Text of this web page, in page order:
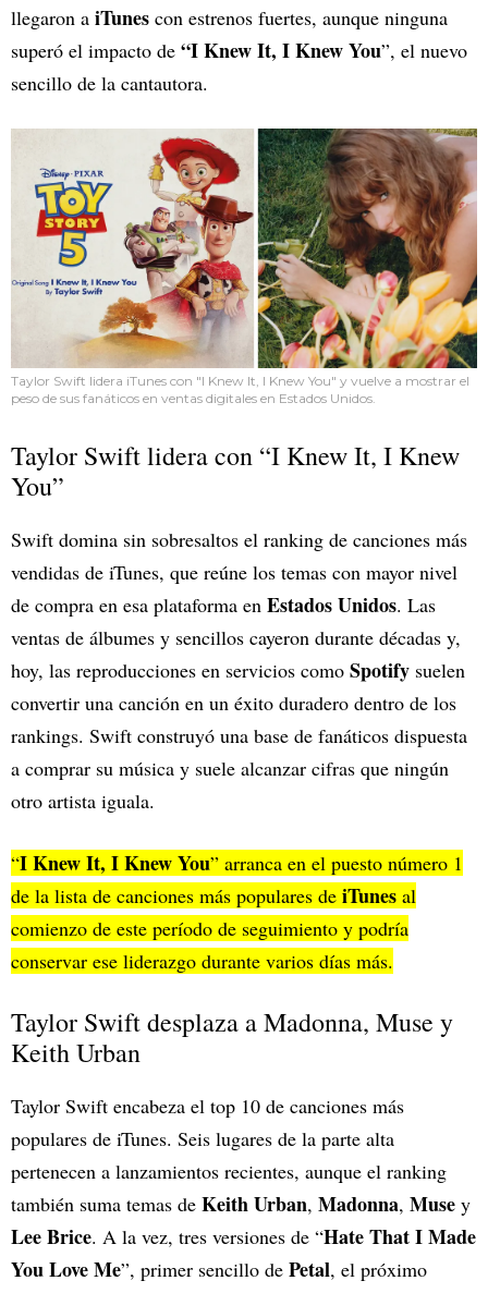
llegaron a iTunes con estrenos fuertes, aunque ninguna
superó el impacto de “I Knew It, I Knew You”, el nuevo
sencillo de la cantautora.
Taylor Swift lidera iTunes con "I Knew It, I Knew You" y vuelve a mostrar el
peso de sus fanáticos en ventas digitales en Estados Unidos.
Taylor Swift lidera con “I Knew It, I Knew
You”
Swift domina sin sobresaltos el ranking de canciones más
vendidas de iTunes, que reúne los temas con mayor nivel
de compra en esa plataforma en Estados Unidos. Las
ventas de álbumes y sencillos cayeron durante décadas y,
hoy, las reproducciones en servicios como Spotify suelen
convertir una canción en un éxito duradero dentro de los
rankings. Swift construyó una base de fanáticos dispuesta
a comprar su música y suele alcanzar cifras que ningún
otro artista iguala.
“I Knew It, I Knew You” arranca en el puesto número 1
de la lista de canciones más populares de iTunes al
comienzo de este período de seguimiento y podría
conservar ese liderazgo durante varios días más.
Taylor Swift desplaza a Madonna, Muse y
Keith Urban
Taylor Swift encabeza el top 10 de canciones más
populares de iTunes. Seis lugares de la parte alta
pertenecen a lanzamientos recientes, aunque el ranking
también suma temas de Keith Urban, Madonna, Muse y
Lee Brice. A la vez, tres versiones de “Hate That I Made
You Love Me”, primer sencillo de Petal, el próximo